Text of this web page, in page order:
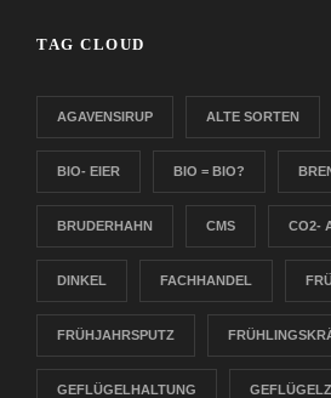
TAG CLOUD
AGAVENSIRUP ALTE SORTEN
BIO- EIER BIO = BIO?
BRUDERHAHN CMS CO2-
DINKEL FACHHANDEL
FRÜHJAHRSPUTZ
GEFLÜGELHALTUNG